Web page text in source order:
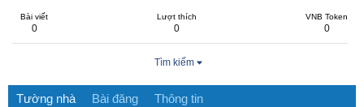
Bài viết
0
Lượt thích
0
VNB Token
0
Tìm kiếm
Tường nhà Bài đăng Thông tin